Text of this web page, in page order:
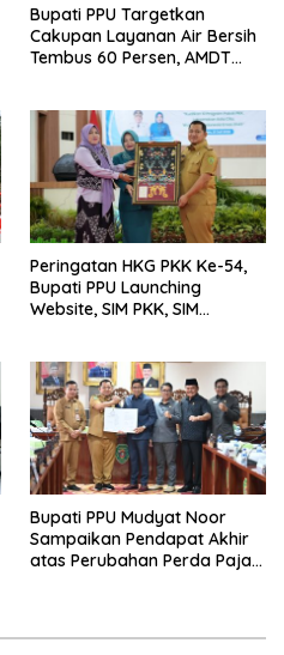
Bupati PPU Targetkan
Cakupan Layanan Air Bersih
Tembus 60 Persen, AMDT
Peringatan HKG PKK Ke-54,
Bupati PPU Launching
Website, SIM PKK, SIM
Bupati PPU Mudyat Noor
Sampaikan Pendapat Akhir
atas Perubahan Perda Pajak